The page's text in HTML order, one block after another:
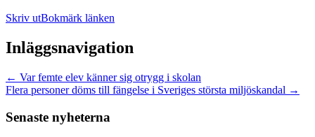
Skriv utBokmärk länken
Inläggsnavigation
← Var femte elev känner sig otrygg i skolan
Flera personer döms till fängelse i Sveriges största miljöskandal →
Senaste nyheterna